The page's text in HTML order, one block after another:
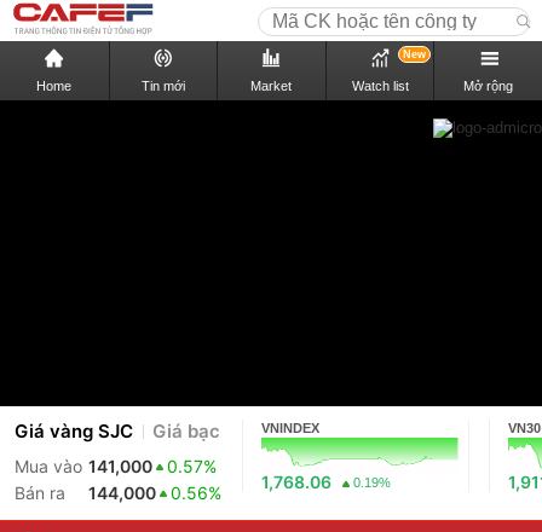
Home Tin mới Market Watch list
New
Mở rộng
Giá vàng SJC Giá bạc
Mua vào 141,000
0.57%
Bán ra
144,000 0.56%
VNINDEX
1,768.06 0.19%
VN30